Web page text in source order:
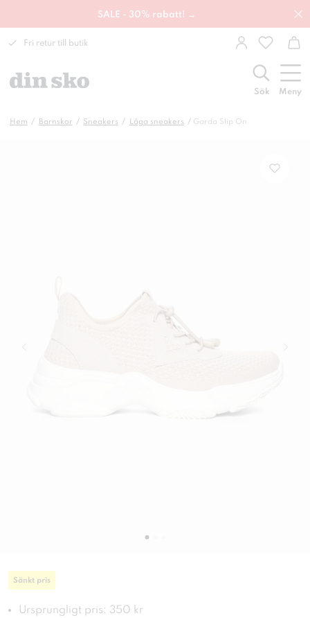
SALE - 30% rabatt! →
Fri retur till butik
Sök Meny
Hem Barnskor Sneakers Låga sneakers Garda Slip On
Sänkt pris
Ursprungligt pris: 350 kr